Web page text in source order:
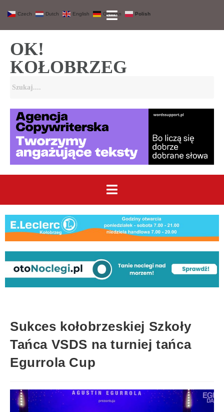
OK!
KOŁOBRZEG
Sukces kołobrzeskiej Szkoły
Tańca VSDS na turniej tańca
Egurrola Cup
Czech Dutch English German Polish